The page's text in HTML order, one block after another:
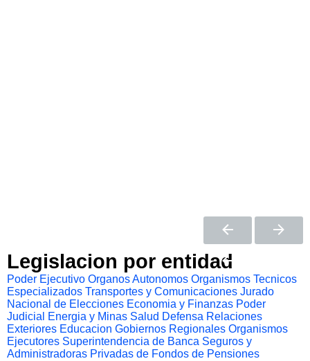
Legislacion por entidad
Poder Ejecutivo Organos Autonomos Organismos Tecnicos
Especializados Transportes y Comunicaciones Jurado
Nacional de Elecciones Economia y Finanzas Poder
Judicial
Energia y Minas Salud Defensa Relaciones
Exteriores Educacion Gobiernos Regionales Organismos
Ejecutores Superintendencia de Banca Seguros y
Administradoras Privadas de Fondos de Pensiones